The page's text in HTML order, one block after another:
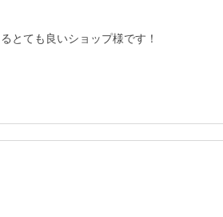
とても良いショップ様です！